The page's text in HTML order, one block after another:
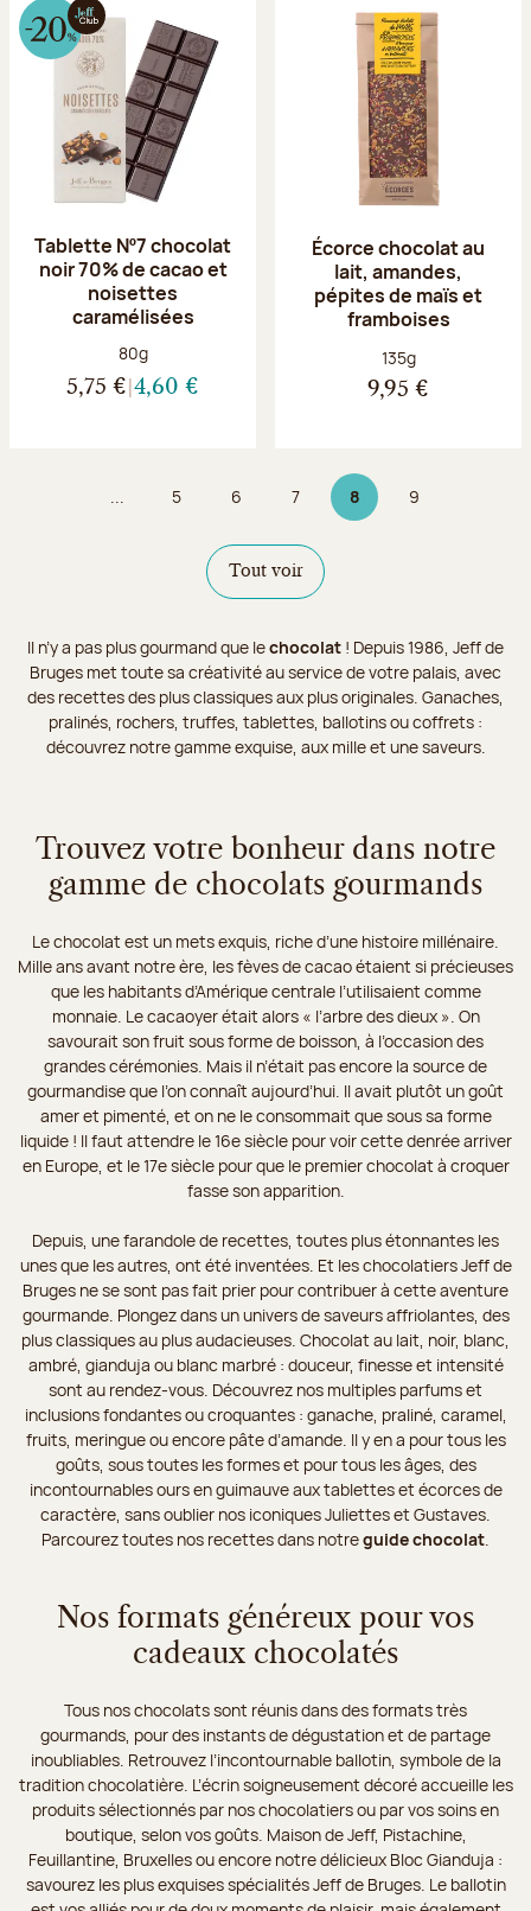
Tablette Nº7 chocolat
noir 70% de cacao et
noisettes
caramélisées
Poids net :
80g
5,75 € 4,60 €
Écorce chocolat au
lait, amandes,
pépites de maïs et
framboises
Poids net :
135g
9,95 €
... Page
5 Page
6 Page
7 8Page 8 sur 9
Page
9
Tout voir
Il n’y a pas plus gourmand que lechocolat ! Depuis 1986, Jeff de
Bruges met toute sa créativité au service de votre palais, avec
des recettes des plus classiques aux plus originales. Ganaches,
pralinés, rochers, truffes, tablettes, ballotins ou coffrets :
découvrez notre gamme exquise, aux mille et une saveurs.
Trouvez votre bonheur dans notre
gamme de chocolats gourmands
Le chocolat est un mets exquis, riche d’une histoire millénaire.
Mille ans avant notre ère, les fèves de cacao étaient si précieuses
que les habitants d’Amérique centrale l’utilisaient comme
monnaie. Le cacaoyer était alors « l’arbre des dieux ». On
savourait son fruit sous forme de boisson, à l’occasion des
grandes cérémonies. Mais il n’était pas encore la source de
gourmandise que l’on connaît aujourd’hui. Il avait plutôt un goût
amer et pimenté, et on ne le consommait que sous sa forme
liquide ! Il faut attendre le 16e siècle pour voir cette denrée arriver
en Europe, et le 17e siècle pour que le premier chocolat à croquer
fasse son apparition.
Depuis, une farandole de recettes, toutes plus étonnantes les
unes que les autres, ont été inventées. Et les chocolatiers Jeff de
Bruges ne se sont pas fait prier pour contribuer à cette aventure
gourmande. Plongez dans un univers de saveurs affriolantes, des
plus classiques au plus audacieuses. Chocolat au lait, noir, blanc,
ambré, gianduja ou blanc marbré : douceur, finesse et intensité
sont au rendez-vous. Découvrez nos multiples parfums et
inclusions fondantes ou croquantes : ganache, praliné, caramel,
fruits, meringue ou encore pâte d’amande. Il y en a pour tous les
goûts, sous toutes les formes et pour tous les âges, des
incontournables ours en guimauve aux tablettes et écorces de
caractère, sans oublier nos iconiques Juliettes et Gustaves.
Parcourez toutes nos recettes dans notreguide chocolat
Nos formats généreux pour vos
cadeaux chocolatés
Tous nos chocolats sont réunis dans des formats très
gourmands, pour des instants de dégustation et de partage
inoubliables. Retrouvez l’incontournable ballotin, symbole de la
tradition chocolatière. L’écrin soigneusement décoré accueille les
produits sélectionnés par nos chocolatiers ou par vos soins en
boutique, selon vos goûts. Maison de Jeff, Pistachine,
Feuillantine, Bruxelles ou encore notre délicieux Bloc Gianduja :
savourez les plus exquises spécialités Jeff de Bruges. Le ballotin